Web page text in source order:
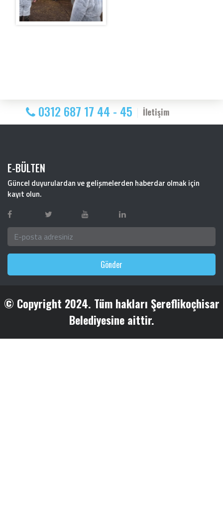
0312 687 17 44 - 45 İletişim
E-BÜLTEN
Güncel duyurulardan ve gelişmelerden haberdar olmak için
kayıt olun.
Gönder
© Copyright 2024. Tüm hakları Şereflikoçhisar
Belediyesine aittir.